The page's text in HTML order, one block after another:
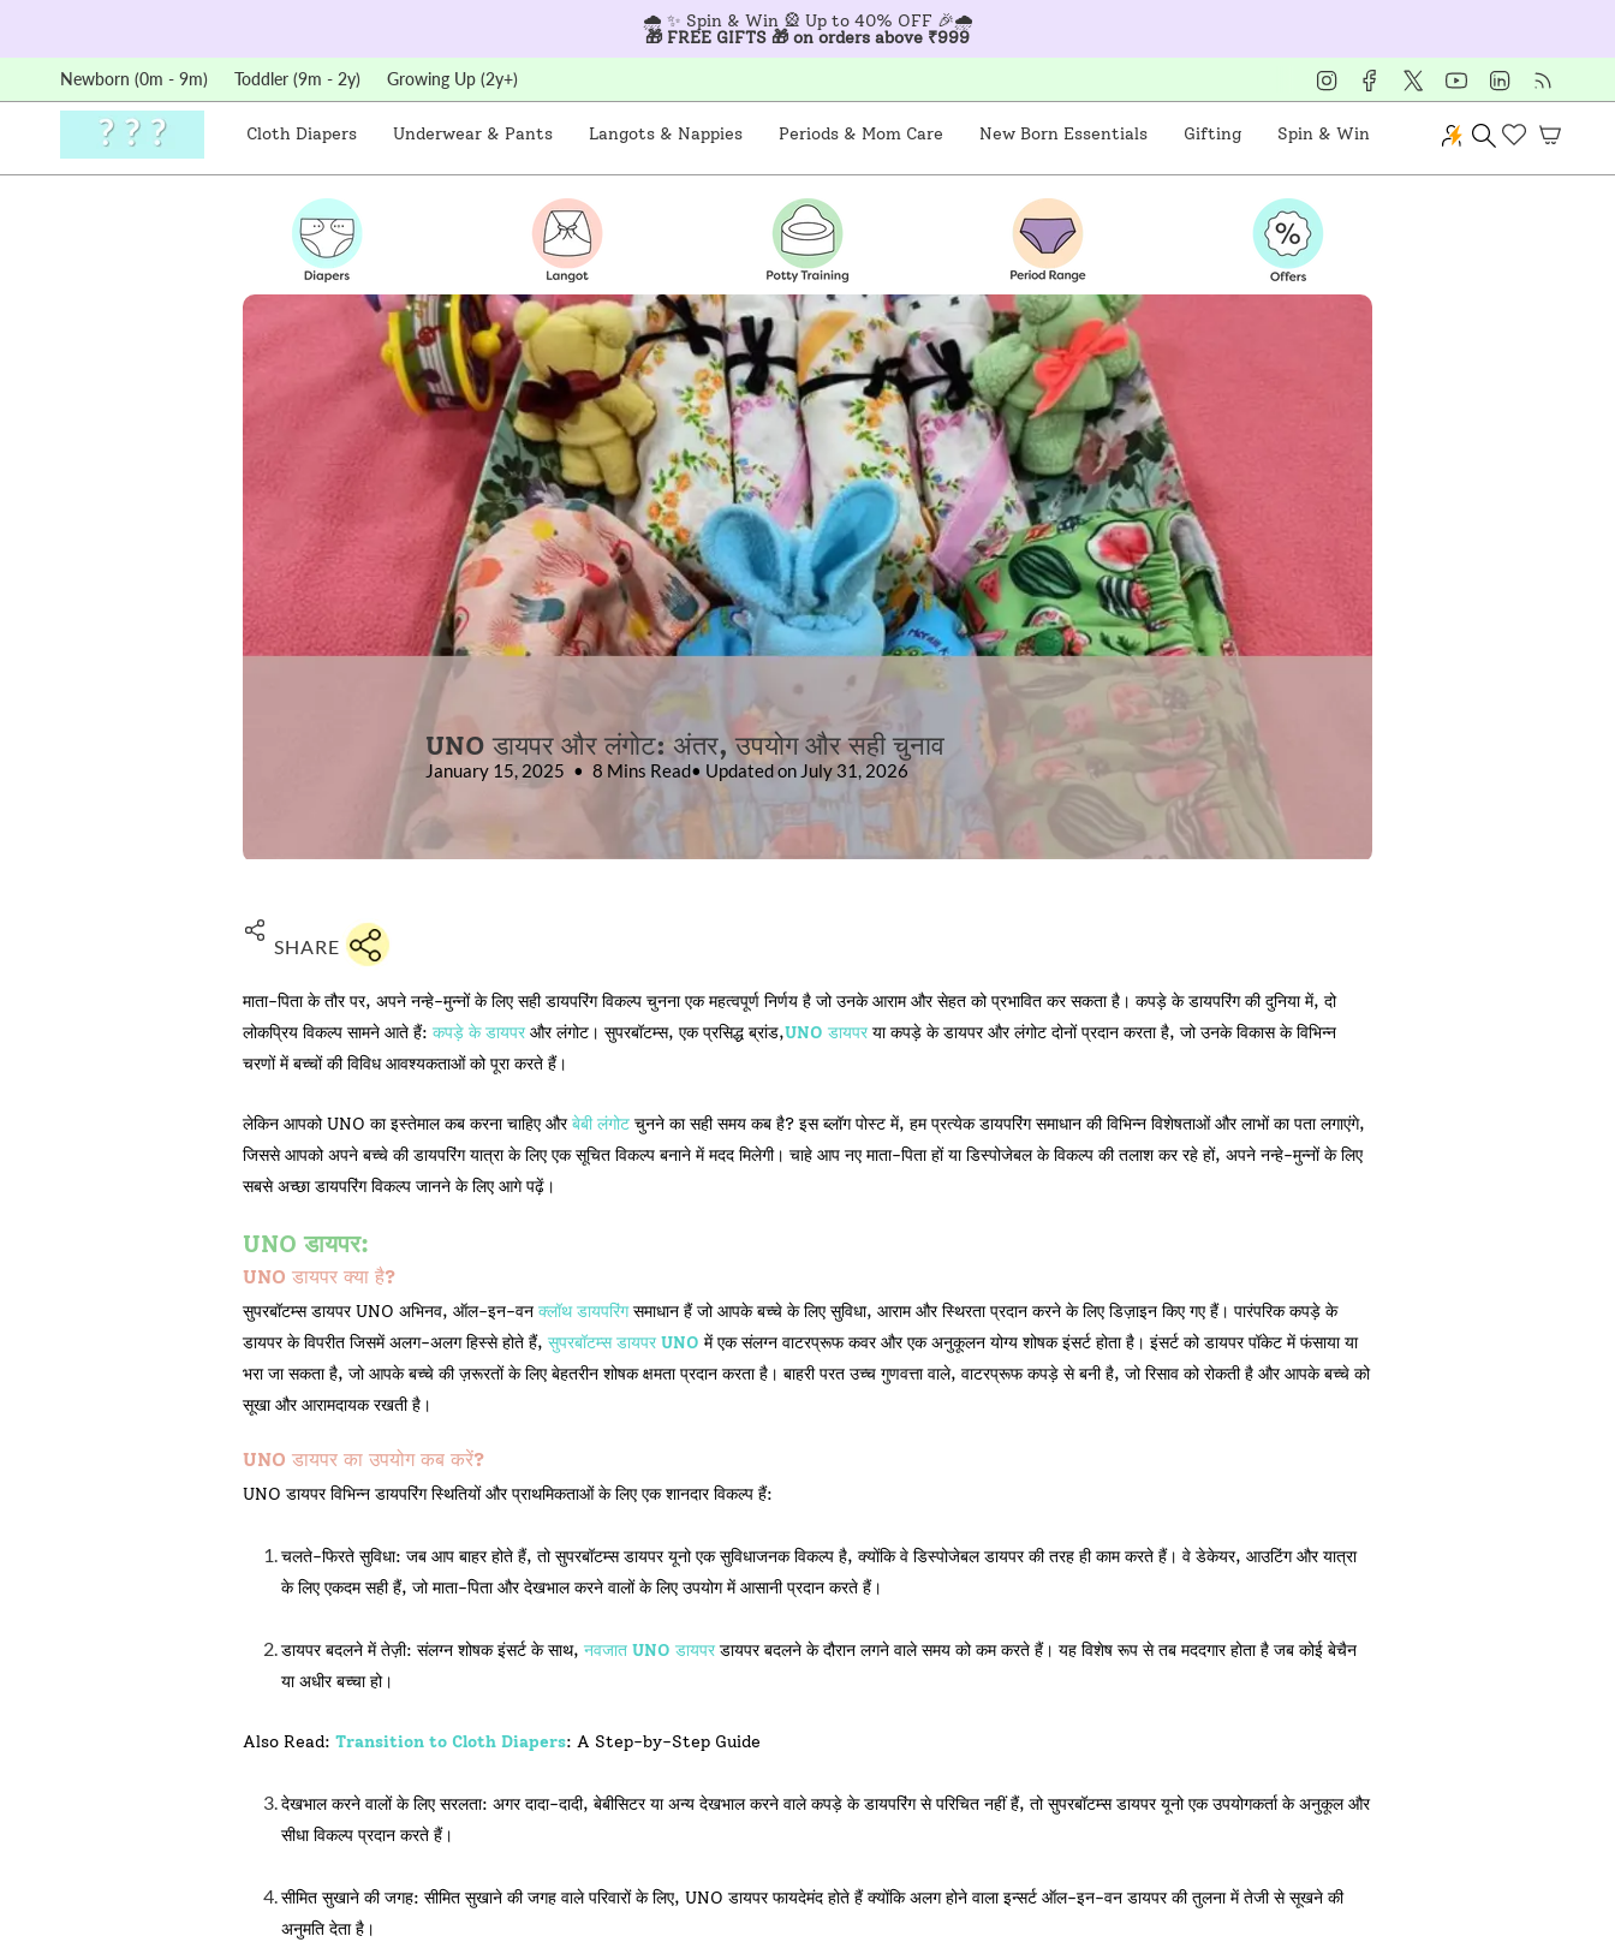
🌧️ ✨ Spin & Win 🎡 Up to 40% OFF 🎉🌧️
🎁 FREE GIFTS 🎁 on orders above ₹999
Newborn (0m - 9m) Toddler (9m - 2y) Growing Up (2y+) InstagramFacebookTwitterYouTubeLinkedin
Cloth Diapers Underwear & Pants Langots & Nappies Periods & Mom Care New Born Essentials Gifting Spin & Win
UNO डायपर और लंगोट: अंतर, उपयोग और सही चुनाव
January 15, 2025 8 Mins Read• Updated on July 31, 2026
SHARE
माता-पिता के तौर पर, अपने नन्हे-मुन्नों के लिए सही डायपरिंग विकल्प चुनना एक महत्वपूर्ण निर्णय है जो उनके आराम और सेहत को प्रभावित कर सकता है। कपड़े के डायपरिंग की दुनिया में, दो
लोकप्रिय विकल्प सामने आते हैं: कपड़े के डायपरऔर लंगोट। सुपरबॉटम्स, एक प्रसिद्ध ब्रांड,UNO डायपरया कपड़े के डायपर और लंगोट दोनों प्रदान करता है, जो उनके विकास के विभिन्न
चरणों में बच्चों की विविध आवश्यकताओं को पूरा करते हैं।
लेकिन आपको UNO का इस्तेमाल कब करना चाहिए औरबेबी लंगोटचुनने का सही समय कब है? इस ब्लॉग पोस्ट में, हम प्रत्येक डायपरिंग समाधान की विभिन्न विशेषताओं और लाभों का पता लगाएंगे,
जिससे आपको अपने बच्चे की डायपरिंग यात्रा के लिए एक सूचित विकल्प बनाने में मदद मिलेगी। चाहे आप नए माता-पिता हों या डिस्पोजेबल के विकल्प की तलाश कर रहे हों, अपने नन्हे-मुन्नों के लिए
सबसे अच्छा डायपरिंग विकल्प जानने के लिए आगे पढ़ें।
UNO डायपर:
UNO डायपर क्या है?
सुपरबॉटम्स डायपर UNO अभिनव, ऑल-इन-वन क्लॉथ डायपरिंगसमाधान हैं जो आपके बच्चे के लिए सुविधा, आराम और स्थिरता प्रदान करने के लिए डिज़ाइन किए गए हैं। पारंपरिक कपड़े के
डायपर के विपरीत जिसमें अलग-अलग हिस्से होते हैं, सुपरबॉटम्स डायपर UNO में एक संलग्न वाटरप्रूफ कवर और एक अनुकूलन योग्य शोषक इंसर्ट होता है। इंसर्ट को डायपर पॉकेट में फंसाया या
भरा जा सकता है, जो आपके बच्चे की ज़रूरतों के लिए बेहतरीन शोषक क्षमता प्रदान करता है। बाहरी परत उच्च गुणवत्ता वाले, वाटरप्रूफ कपड़े से बनी है, जो रिसाव को रोकती है और आपके बच्चे को
सूखा और आरामदायक रखती है।
UNO डायपर का उपयोग कब करें?
UNO डायपर विभिन्न डायपरिंग स्थितियों और प्राथमिकताओं के लिए एक शानदार विकल्प हैं:
चलते-फिरते सुविधा: जब आप बाहर होते हैं, तो सुपरबॉटम्स डायपर यूनो एक सुविधाजनक विकल्प है, क्योंकि वे डिस्पोजेबल डायपर की तरह ही काम करते हैं। वे डेकेयर, आउटिंग और यात्रा
के लिए एकदम सही हैं, जो माता-पिता और देखभाल करने वालों के लिए उपयोग में आसानी प्रदान करते हैं।
डायपर बदलने में तेज़ी: संलग्न शोषक इंसर्ट के साथ, नवजात UNO डायपरडायपर बदलने के दौरान लगने वाले समय को कम करते हैं। यह विशेष रूप से तब मददगार होता है जब कोई बेचैन
या अधीर बच्चा हो।
Also Read: Transition to Cloth Diapers: A Step-by-Step Guide
देखभाल करने वालों के लिए सरलता: अगर दादा-दादी, बेबीसिटर या अन्य देखभाल करने वाले कपड़े के डायपरिंग से परिचित नहीं हैं, तो सुपरबॉटम्स डायपर यूनो एक उपयोगकर्ता के अनुकूल और
सीधा विकल्प प्रदान करते हैं।
सीमित सुखाने की जगह: सीमित सुखाने की जगह वाले परिवारों के लिए, UNO डायपर फायदेमंद होते हैं क्योंकि अलग होने वाला इन्सर्ट ऑल-इन-वन डायपर की तुलना में तेजी से सूखने की
अनुमति देता है।